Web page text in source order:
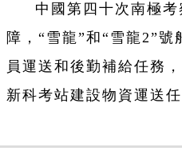
中國第四十次南極
障，“雪龍”和“雪龍2”
員運送和後勤補給任務
新科考站建設物資運送任